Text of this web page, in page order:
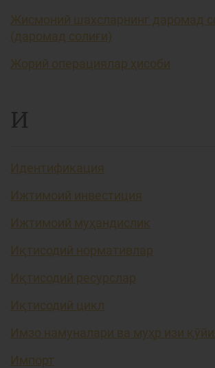
Жисмоний шахсларнинг даромад
(даромад солиғи)
Жорий операциялар ҳисоби
И
Идентификация
Ижтимоий инвестиция
Ижтимоий муҳандислик
Иқтисодий нормативлар
Иқтисодий ресурслар
Иқтисодий цикл
Имзо намуналари ва муҳр изи
Импорт